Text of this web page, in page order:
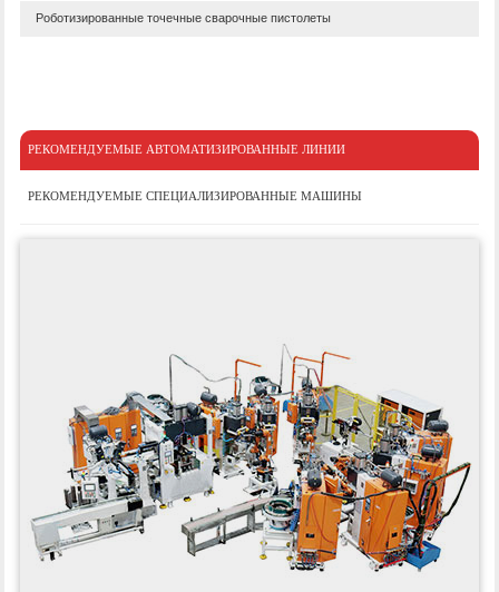
Роботизированные точечные сварочные пистолеты
РЕКОМЕНДУЕМЫЕ АВТОМАТИЗИРОВАННЫЕ ЛИНИИ
РЕКОМЕНДУЕМЫЕ СПЕЦИАЛИЗИРОВАННЫЕ МАШИНЫ